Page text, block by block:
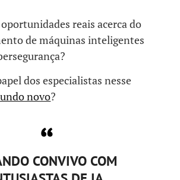
oportunidades reais acerca do
de máquinas inteligentes
dos especialistas nesse
novo?
CONVIVO COM